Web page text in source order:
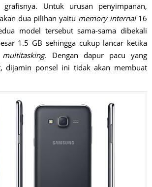
grafisnya. Untuk urusan penyimpanan,
dua pilihan yaitu memory internal16
model tersebut sama-sama dibekali
1.5 GB sehingga cukup lancar ketika
multitasking. Dengan dapur pacu yang
dijamin ponsel ini tidak akan membuat